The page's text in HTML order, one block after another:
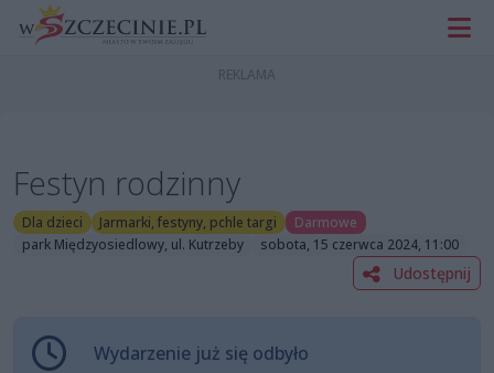
Festyn rodzinny
Dla dzieci Jarmarki, festyny, pchle targi
Darmowe
park Międzyosiedlowy, ul. Kutrzeby
sobota, 15 czerwca 2024, 11:00
Udostępnij
Wydarzenie już się odbyło